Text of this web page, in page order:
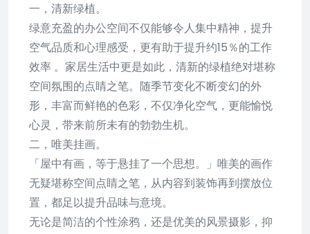
一，清新绿植。
绿意充盈的办公空间不仅能够令人集中精神，提升
空气品质和心理感受，更有助于提升约15％的工作
效率 。家居生活中更是如此，清新的绿植绝对堪称
空间氛围的点睛之笔。随季节变化不断变幻的外
形，丰富而鲜艳的色彩，不仅净化空气，更能愉悦
心灵，带来前所未有的勃勃生机。
二，唯美挂画。
「屋中有画，等于悬挂了一个思想。」唯美的画作
无疑堪称空间点睛之笔，从内容到装饰再到摆放位
置，都足以提升品味与意境。
无论是简洁的个性涂鸦，还是优美的风景摄影，抑